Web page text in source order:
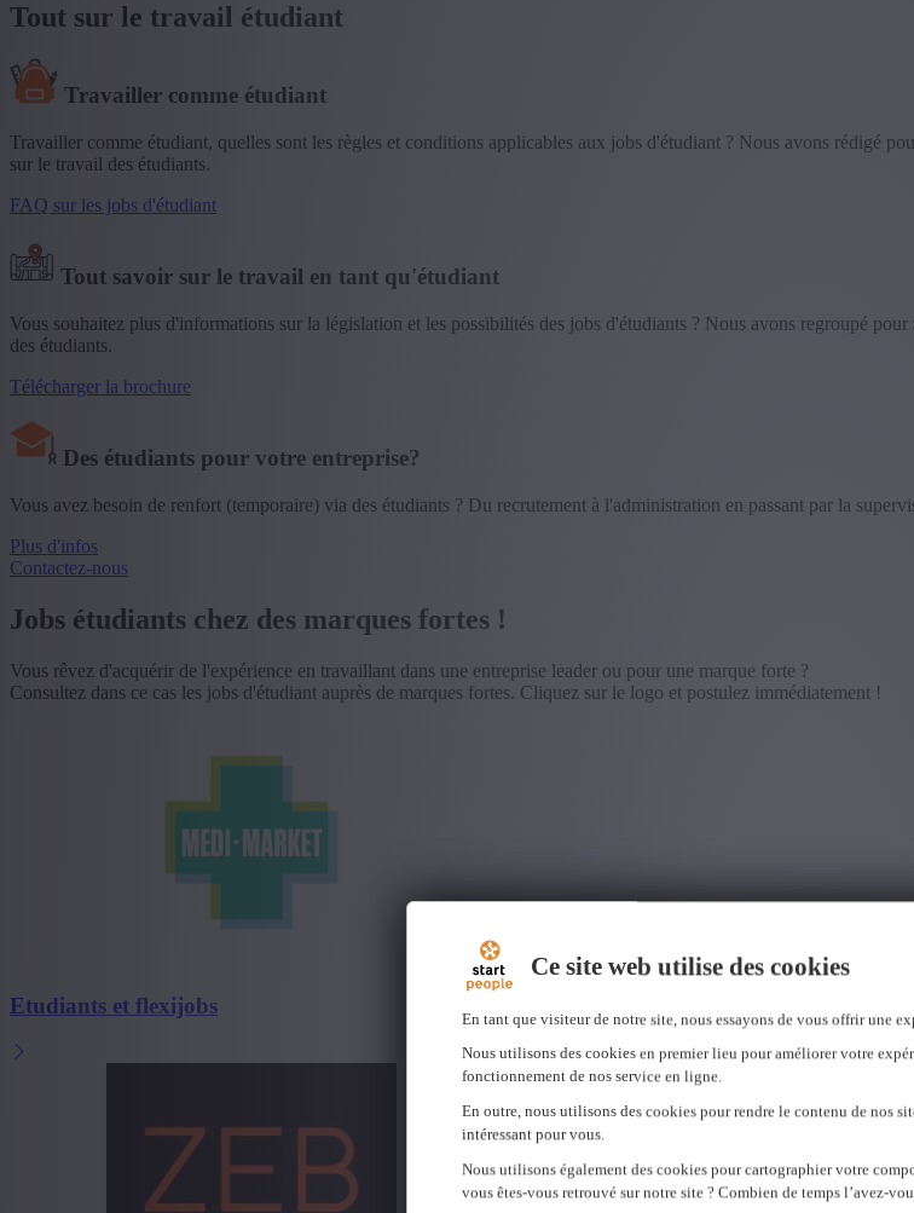
Ce site web utilise des cookies
En tant que visiteur de notre site, nous essayons de vous offrir une
Nous utilisons des cookies en premier lieu pour améliorer votre
fonctionnement de nos service en ligne.
En outre, nous utilisons des cookies pour rendre le contenu de nos
intéressant pour vous.
Nous utilisons également des cookies pour cartographier votre
vous êtes-vous retrouvé sur notre site ? Combien de temps l’avez-
Tout sur le travail étudiant
Travailler comme étudiant
Travailler comme étudiant, quelles sont les règles et conditions applicables aux jobs d'étudiant ? Nous avons rédigé
sur le travail des étudiants.
FAQ sur les jobs d'étudiant
Tout savoir sur le travail en tant qu'étudiant
Vous souhaitez plus d'informations sur la législation et les possibilités des jobs d'étudiants ? Nous avons regroupé
des étudiants.
Télécharger la brochure
Des étudiants pour votre entreprise?
Vous avez besoin de renfort (temporaire) via des étudiants ? Du recrutement à l'administration en passant par la
Plus d'infos
Contactez-nous
Jobs étudiants chez des marques fortes !
Vous rêvez d'acquérir de l'expérience en travaillant dans une entreprise leader ou pour une marque forte ?
Consultez dans ce cas les jobs d'étudiant auprès de marques fortes. Cliquez sur le logo et postulez immédiatement !
Etudiants et flexijobs